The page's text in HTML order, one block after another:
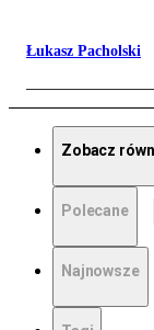
Łukasz Pacholski
Zobacz
Polecane
Najnowsze